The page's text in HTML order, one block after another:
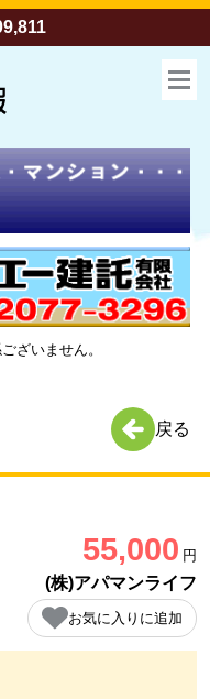
ざいません。
戻る
55,000 円
(株)アパマンライフ
お気に入りに追加